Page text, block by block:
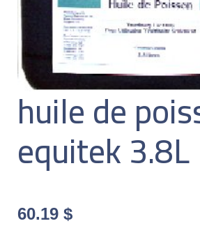
huile de
equitek 3.8L
60.19 $